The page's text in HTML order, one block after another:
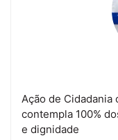
Ação de
contempla 100%
e dignidade